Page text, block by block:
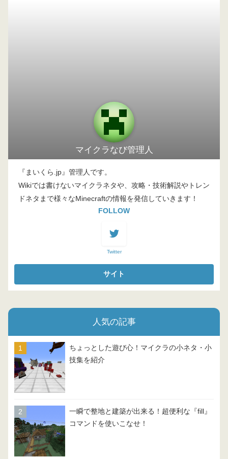
マイクラなび管理人
『まいくら.jp』管理人です。
Wikiでは書けないマイクラネタや、攻略・技術解説やトレン
ドネタまで様々なMinecraftの情報を発信していきます！
FOLLOW
Twitter
人気の記事
ちょっとした遊び心！マイクラの小ネタ・小
技集を紹介
一瞬で整地と建築が出来る！超便利な『fill』
コマンドを使いこなせ！